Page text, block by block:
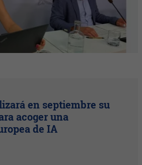
en septiembre su
acoger una
de IA